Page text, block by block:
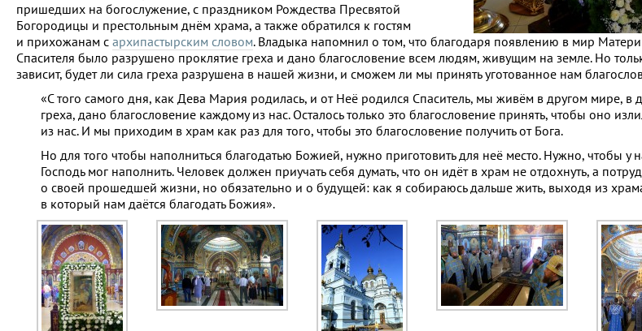
пришедших на богослужение, с праздником Рождества Пресвятой
Богородицы и престольным днём храма, а также обратился к гостям
и прихожанам с архипастырским словом. Владыка напомнил о том, что благодаря появлению в мир
Спасителя было разрушено проклятие греха и дано благословение всем людям, живущим на земле. Но
зависит, будет ли сила греха разрушена в нашей жизни, и сможем ли мы принять уготованное нам
«С того самого дня, как Дева Мария родилась, и от Неё родился Спаситель, мы живём в другом мире, в
греха, дано благословение каждому из нас. Осталось только это благословение принять, чтобы оно
из нас. И мы приходим в храм как раз для того, чтобы это благословение получить от Бога.
Но для того чтобы наполниться благодатью Божией, нужно приготовить для неё место. Нужно, чтобы у
Господь мог наполнить. Человек должен приучать себя думать, что он идёт в храм не отдохнуть, а
о своей прошедшей жизни, но обязательно и о будущей: как я собираюсь дальше жить, выходя из
в который нам даётся благодать Божия».